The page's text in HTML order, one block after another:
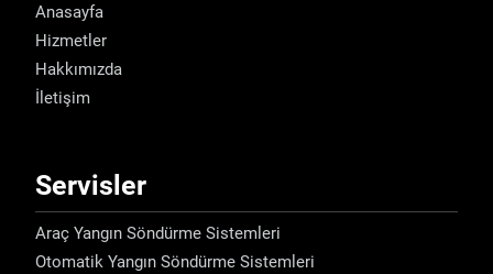
Anasayfa
Hizmetler
Hakkımızda
İletişim
Servisler
Araç Yangın Söndürme Sistemleri
Otomatik Yangın Söndürme Sistemleri